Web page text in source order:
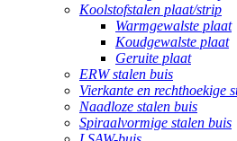
Koolstofstalen plaat/strip
Warmgewalste plaat
Koudgewalste plaat
Geruite plaat
ERW stalen buis
Vierkante en rechthoekige
Naadloze stalen buis
Spiraalvormige stalen buis